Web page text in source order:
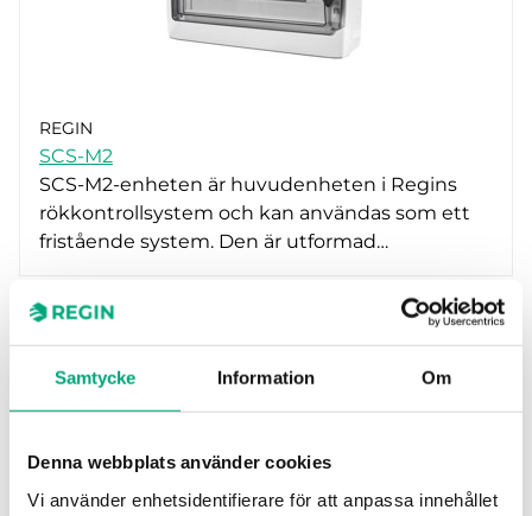
Samtycke Information Om
Denna webbplats använder cookies
Vi använder enhetsidentifierare för att anpassa innehållet
Tillbehör Regulatorer för rökkontroll
Regulatorer för rökkontroll (2)
Matningsspänning
230 V AC (1)
24V AC (2)
24V DC (1)
Montering
Vägg (3)
Display
Protokoll som stöds
Ethernet (1)
RS-485 (2)
IP40 (1)
IP44 (1)
REGIN
SCS-M2
SCS-M2-enheten är huvudenheten i Regins
rökkontrollsystem och kan användas som ett
fristående system. Den är utformad…